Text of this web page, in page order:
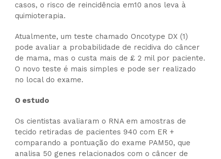
casos, o risco de reincidência em10 anos leva à
quimioterapia.
Atualmente, um teste chamado Oncotype DX (1)
pode avaliar a probabilidade de recidiva do câncer
de mama, mas o custa mais de £ 2 mil por paciente.
O novo teste é mais simples e pode ser realizado
no local do exame.
O estudo
Os cientistas avaliaram o RNA em amostras de
tecido retiradas de pacientes 940 com ER +
comparando a pontuação do exame PAM50, que
analisa 50 genes relacionados com o câncer de